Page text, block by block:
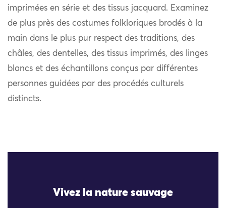
imprimées en série et des tissus jacquard. Examinez
de plus près des costumes folkloriques brodés à la
main dans le plus pur respect des traditions, des
châles, des dentelles, des tissus imprimés, des linges
blancs et des échantillons conçus par différentes
personnes guidées par des procédés culturels
distincts.
Vivez la nature sauvage